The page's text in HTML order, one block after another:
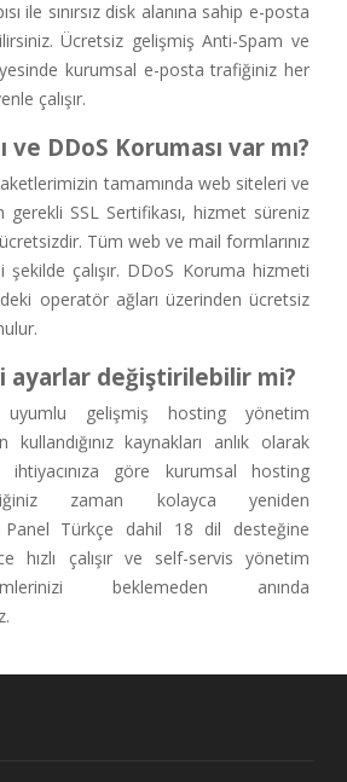
ile sınırsız disk alanına sahip e-posta
Ücretsiz gelişmiş Anti-Spam ve
kurumsal e-posta trafiğiniz her
çalışır.
ve DDoS Koruması var mı?
tamamında web siteleri ve
SSL Sertifikası, hizmet süreniz
Tüm web ve mail formlarınız
çalışır. DDoS Koruma hizmeti
operatör ağları üzerinden ücretsiz
ayarlar değiştirilebilir mi?
gelişmiş hosting yönetim
kaynakları anlık olarak
ihtiyacınıza göre kurumsal hosting
zaman kolayca yeniden
Panel Türkçe dahil 18 dil desteğine
hızlı çalışır ve self-servis yönetim
beklemeden anında